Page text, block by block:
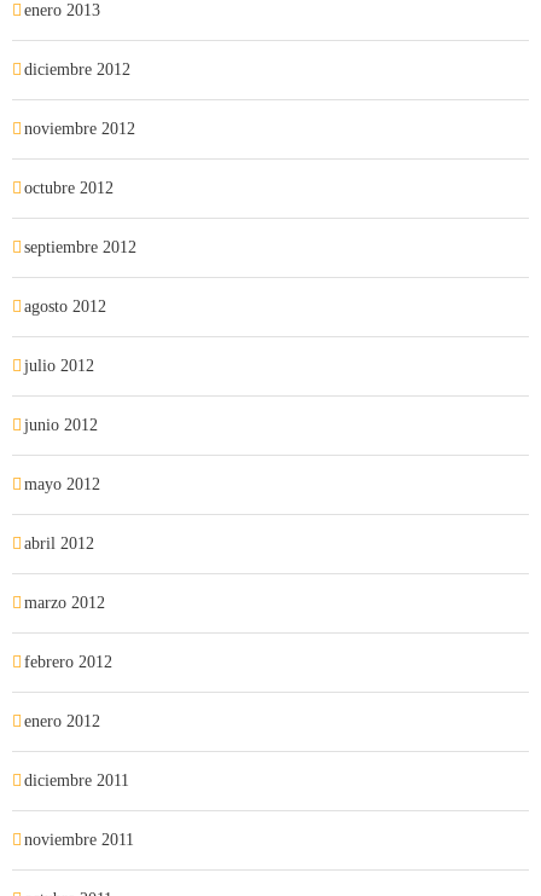
enero 2013
diciembre 2012
noviembre 2012
octubre 2012
septiembre 2012
agosto 2012
julio 2012
junio 2012
mayo 2012
abril 2012
marzo 2012
febrero 2012
enero 2012
diciembre 2011
noviembre 2011